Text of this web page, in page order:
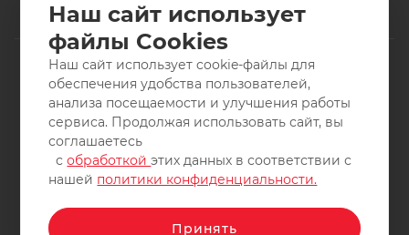
2011-2026 © интернет-магазин спортивных товаров
ВелоСаратов. Не является публичной офертой. Все права
защищены. Заимствование материалов и фотографий
запрещено.
Наш сайт использует
файлы Cookies
Наш сайт использует cookie-файлы для
обеспечения удобства пользователей,
анализа посещаемости и улучшения работы
сервиса. Продолжая использовать сайт, вы
соглашаетесь
собработкойэтих данных в соответствии с
нашей политики конфиденциальности.
Принять